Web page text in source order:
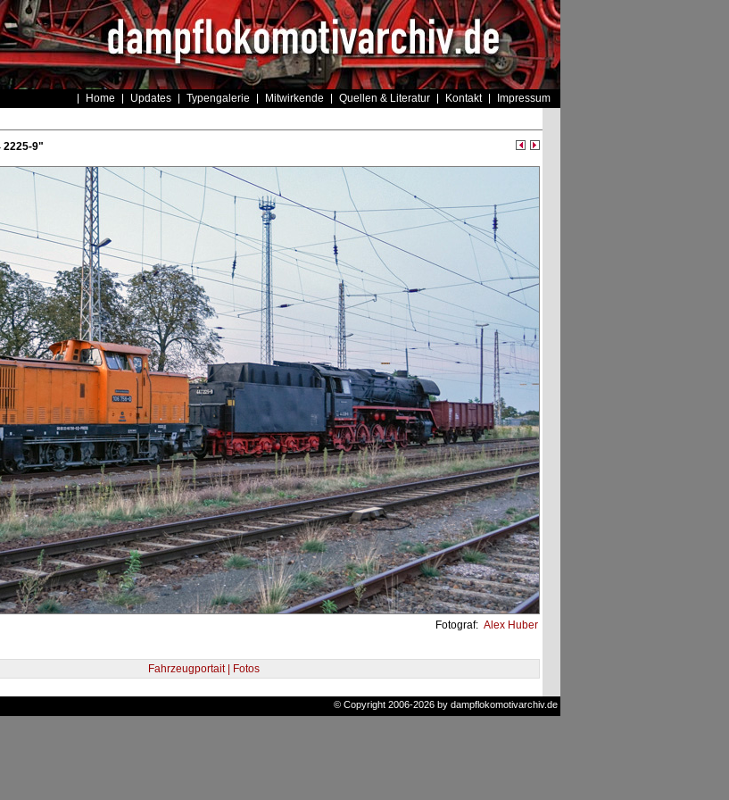
Home Updates Typengalerie Mitwirkende Quellen & Literatur Kontakt Impressum
2225-9"
Fotograf: Alex Huber
Fahrzeugportait | Fotos
© Copyright 2006-2026 by dampflokomotivarchiv.de